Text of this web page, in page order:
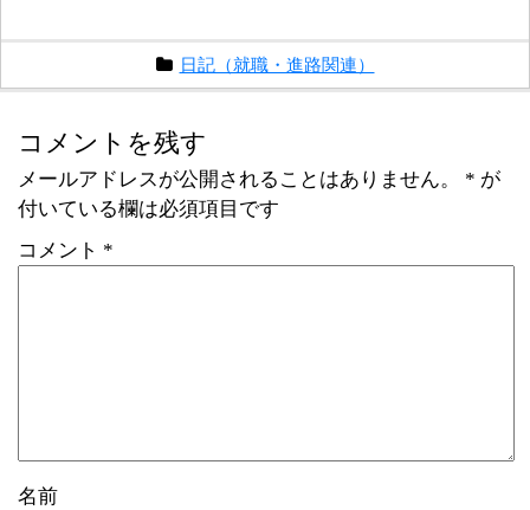
日記（就職・進路関連）
コメントを残す
メールアドレスが公開されることはありません。 * が
付いている欄は必須項目です
コメント *
名前